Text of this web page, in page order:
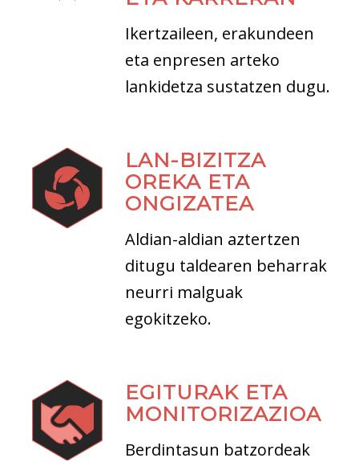
Ikertzaileen, erakundeen
eta enpresen arteko
lankidetza sustatzen dugu.
LAN-BIZITZA
OREKA ETA
ONGIZATEA
Aldian-aldian aztertzen
ditugu taldearen beharrak
neurri malguak
egokitzeko.
EGITURAK ETA
MONITORIZAZIOA
Berdintasun batzordeak